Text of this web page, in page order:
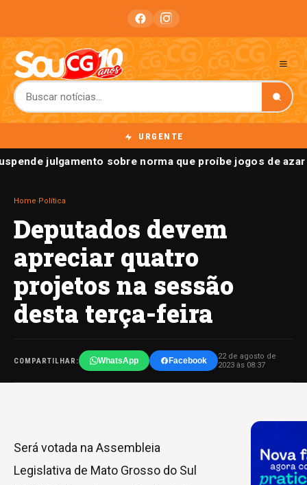
URGENTE
julgamento sobre norma que proíbe jogos de azar
Home Política
Deputados devem
apreciar quatro
projetos na sessão
desta terça-feira
COMPARTILHAR: WhatsApp Facebook
22 de agosto de
2023 às 08:37
Será votada na Assembleia
Legislativa de Mato Grosso do Sul